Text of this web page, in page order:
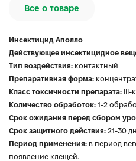
Все о товаре
Инсектицид Аполло
Действующее инсектицидное
Тип воздействия: контактный
Препаративная форма:
Класс токсичности препарата:
Количество обработок: 1-2
Срок ожидания перед сбором
Срок защитного действия: 21-30
Период применения: в период
появление клещей.